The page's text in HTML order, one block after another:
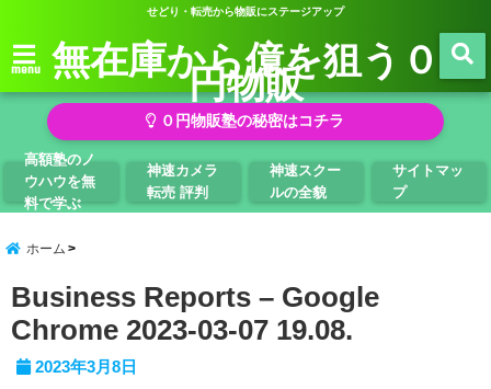
せどり・転売から物販にステージアップ
menu 無在庫から億を狙う０
円物販
０円物販塾の秘密はコチラ
高額塾のノ
ウハウを無
料で学ぶ
神速カメラ
転売 評判
神速スクー
ルの全貌
サイトマッ
プ
ホーム
Business Reports – Google
Chrome 2023-03-07 19.08.
2023年3月8日